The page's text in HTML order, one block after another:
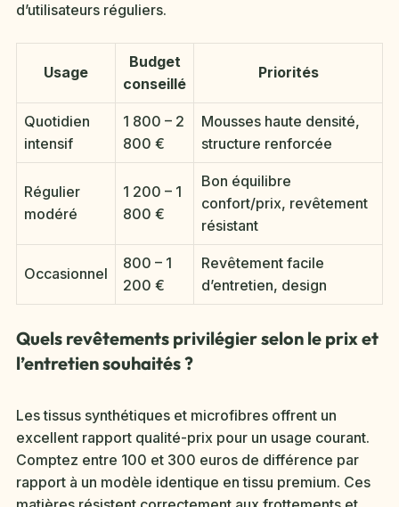
d’utilisateurs réguliers.
Usage
Budget
conseillé
Priorités
Quotidien
intensif
1 800 – 2
800 €
Mousses haute densité,
structure renforcée
Régulier
modéré
1 200 – 1
800 €
Bon équilibre
confort/prix, revêtement
résistant
Occasionnel
800 – 1
200 €
Revêtement facile
d’entretien, design
Quels revêtements privilégier selon le prix et
l’entretien souhaités ?
Les tissus synthétiques et microfibres offrent un
excellent rapport qualité-prix pour un usage courant.
Comptez entre 100 et 300 euros de différence par
rapport à un modèle identique en tissu premium. Ces